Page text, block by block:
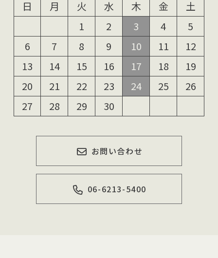
日
月 火 水 木 金
土
1
2 3 4
5
6
7 8 9 10 11
12
13
14 15 16 17 18
19
20
21 22 23 24 25
26
27
28 29 30
お問い合わせ
06-6213-5400